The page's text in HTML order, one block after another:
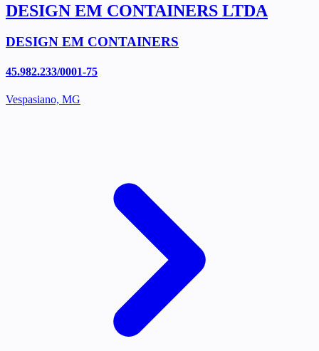
DESIGN EM CONTAINERS LTDA
DESIGN EM CONTAINERS
45.982.233/0001-75
Vespasiano, MG